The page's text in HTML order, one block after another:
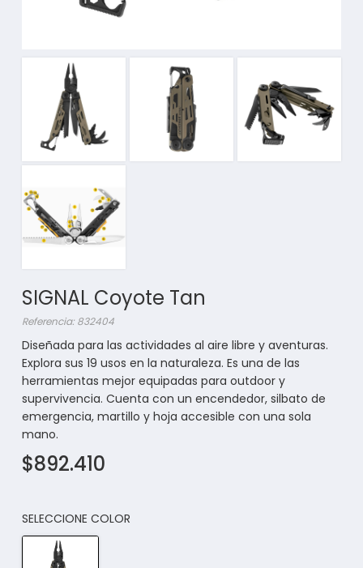
SIGNAL Coyote Tan
Referencia: 832404
Diseñada para las actividades al aire libre y aventuras.
Explora sus 19 usos en la naturaleza. Es una de las
herramientas mejor equipadas para outdoor y
supervivencia. Cuenta con un encendedor, silbato de
emergencia, martillo y hoja accesible con una sola
mano.
$892.410
SELECCIONE COLOR